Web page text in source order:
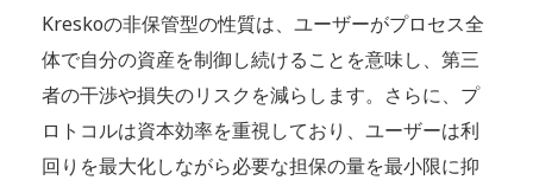
Kreskoの非保管型の性質は、ユーザーがプロセス全
体で自分の資産を制御し続けることを意味し、第三
者の干渉や損失のリスクを減らします。さらに、プ
ロトコルは資本効率を重視しており、ユーザーは利
回りを最大化しながら必要な担保の量を最小限に抑